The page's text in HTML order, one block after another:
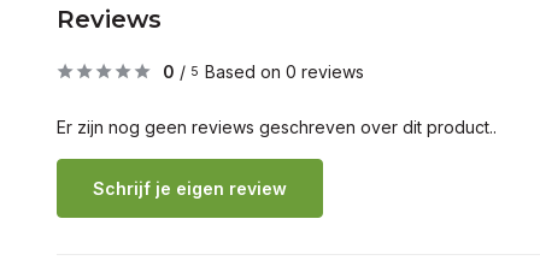
Reviews
0 / 5 Based on 0 reviews
Er zijn nog geen reviews geschreven over dit product..
Schrijf je eigen review